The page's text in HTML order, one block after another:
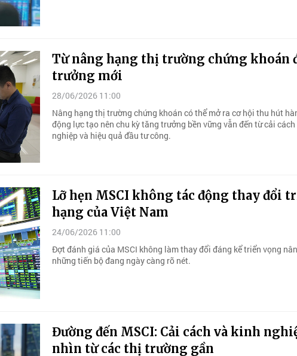
Từ nâng hạng thị trường chứng khoán
trưởng mới
28/06/2026 11:00
Nâng hạng thị trường chứng khoán có thể mở ra cơ hội thu hút
động lực tạo nên chu kỳ tăng trưởng bền vững vẫn đến từ cải
nghiệp và hiệu quả đầu tư công.
Lỡ hẹn MSCI không tác động thay đổi
hạng của Việt Nam
24/06/2026 11:00
Đợt đánh giá của MSCI không làm thay đổi đáng kể triển vọng
những tiến bộ đang ngày càng rõ nét.
Đường đến MSCI: Cải cách và kinh
nhìn từ các thị trường gần